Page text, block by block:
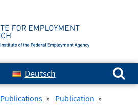
Deutsch
Search for:
Publications » Publication »